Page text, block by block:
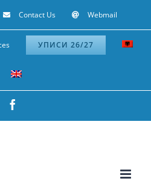
Contact Us Webmail
УПИСИ 26/27